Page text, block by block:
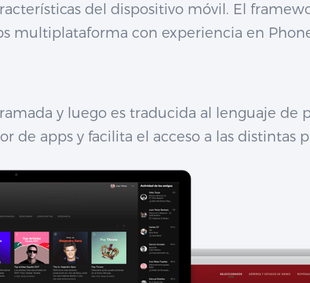
del dispositivo móvil. El
multiplataforma con experiencia en
y luego es traducida al lenguaje
de apps y facilita el acceso a las distintas